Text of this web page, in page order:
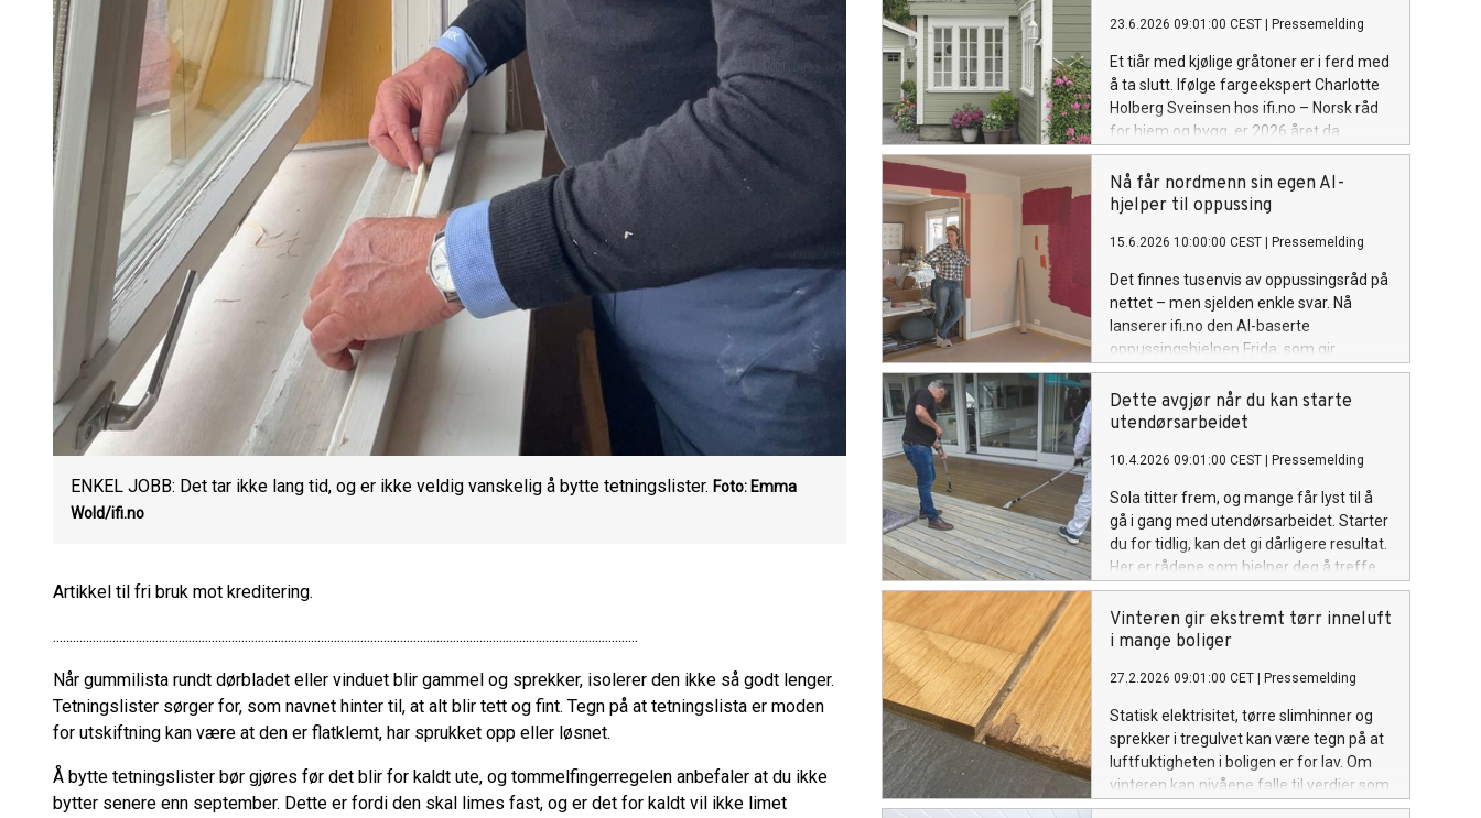
ENKEL JOBB: Det tar ikke lang tid, og er ikke veldig vanskelig å bytte tetningslister. Foto: Emma
Wold/ifi.no
Artikkel til fri bruk mot kreditering.
.................................................................................................................................................................................
Når gummilista rundt dørbladet eller vinduet blir gammel og sprekker, isolerer den ikke så godt lenger.
Tetningslister sørger for, som navnet hinter til, at alt blir tett og fint. Tegn på at tetningslista er moden
for utskiftning kan være at den er flatklemt, har sprukket opp eller løsnet.
Å bytte tetningslister bør gjøres før det blir for kaldt ute, og tommelfingerregelen anbefaler at du ikke
bytter senere enn september. Dette er fordi den skal limes fast, og er det for kaldt vil ikke limet
23.6.2026 09:01:00 CEST Pressemelding
Et tiår med kjølige gråtoner er i ferd med
å ta slutt. Ifølge fargeekspert Charlotte
Holberg Sveinsen hos ifi.no – Norsk råd
for hjem og bygg, er 2026 året da
varmere jordfarger, dempede
grønntoner og naturlige overflater for
alvor tar over det norske fasadebildet.
Nå får nordmenn sin egen AI-
hjelper til oppussing
15.6.2026 10:00:00 CEST Pressemelding
Det finnes tusenvis av oppussingsråd på
nettet – men sjelden enkle svar. Nå
lanserer ifi.no den AI-baserte
oppussingshjelpen Frida, som gir
nordmenn konkrete svar på ett sted:
vedlikehold av bolig, valg av riktige
produkter, fremgangsmåte steg for steg
og materialer.
Dette avgjør når du kan starte
utendørsarbeidet
10.4.2026 09:01:00 CEST Pressemelding
Sola titter frem, og mange får lyst til å
gå i gang med utendørsarbeidet. Starter
du for tidlig, kan det gi dårligere resultat.
Her er rådene som hjelper deg å treffe
riktig tidspunkt.
Vinteren gir ekstremt tørr inneluft
i mange boliger
27.2.2026 09:01:00 CET Pressemelding
Statisk elektrisitet, tørre slimhinner og
sprekker i tregulvet kan være tegn på at
luftfuktigheten i boligen er for lav. Om
vinteren kan nivåene falle til verdier som
påvirker både helse og materialer